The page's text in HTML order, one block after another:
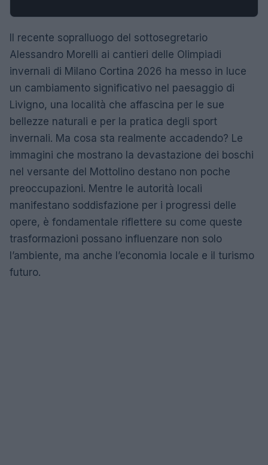
Il recente sopralluogo del sottosegretario
Alessandro Morelli ai cantieri delle Olimpiadi
invernali di Milano Cortina 2026 ha messo in luce
un cambiamento significativo nel paesaggio di
Livigno, una località che affascina per le sue
bellezze naturali e per la pratica degli sport
invernali. Ma cosa sta realmente accadendo? Le
immagini che mostrano la devastazione dei boschi
nel versante del Mottolino destano non poche
preoccupazioni. Mentre le autorità locali
manifestano soddisfazione per i progressi delle
opere, è fondamentale riflettere su come queste
trasformazioni possano influenzare non solo
l’ambiente, ma anche l’economia locale e il turismo
futuro.